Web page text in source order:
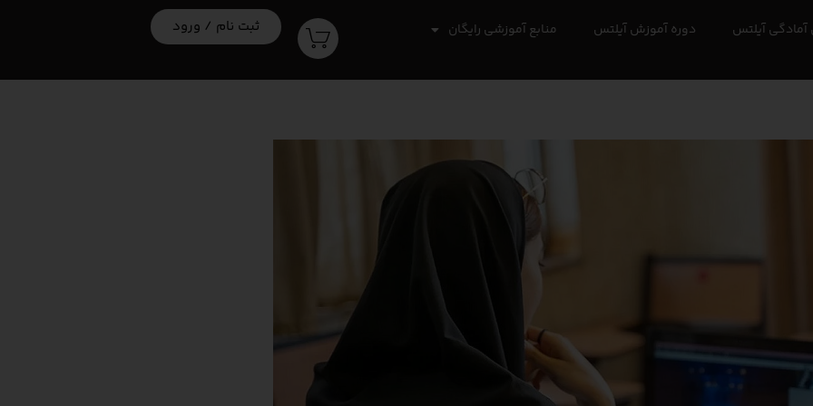
آیلتس دوره آموزش آیلتس منابع آموزشی رایگان ثبت نام / ورود مقالات آموزشی‌ مقالات آیلتس کلاس آنلاین آیلتس : صرفه‌جویی در زمان